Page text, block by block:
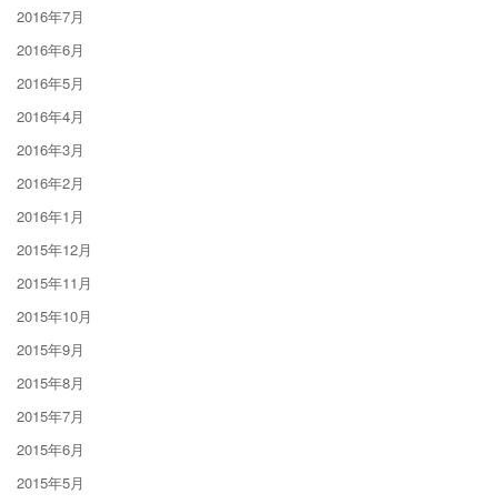
2016年7月
2016年6月
2016年5月
2016年4月
2016年3月
2016年2月
2016年1月
2015年12月
2015年11月
2015年10月
2015年9月
2015年8月
2015年7月
2015年6月
2015年5月